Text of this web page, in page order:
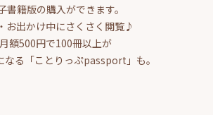
書籍版の購入ができます。
お出かけ中にさくさく閲覧♪
月額500円で100冊以上が
なる「ことりっぷpassport」も。